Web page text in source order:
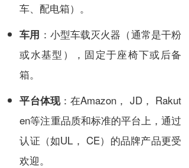
车、配电箱）。
车用 ：小型车载灭火器（通常是干粉
或水基型），固定于座椅下或后备
箱。
平台体现：在Amazon， JD， Rakut
en等注重品质和标准的平台上，通过
认证（如UL， CE）的品牌产品更受
欢迎。